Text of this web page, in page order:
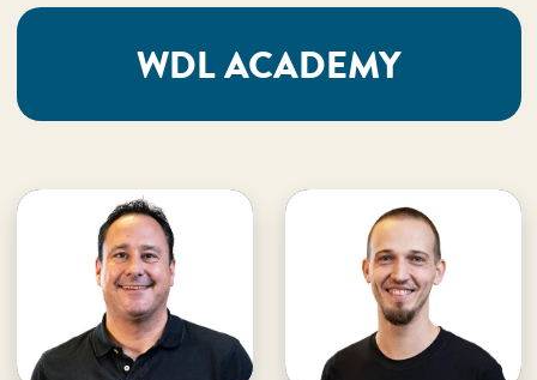
WDL ACADEMY
Christian Gunka
WDL Academy
· Teamleitung
E-Mail an Christian
Christian unterstützen
Eckart Graumann
WDL Academy
· Studienleiter
E-Mail an Eckart
Eckart unterstützen